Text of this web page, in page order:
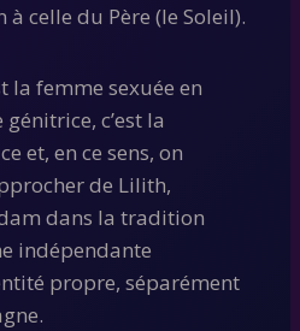
celle du Père (le Soleil).
la femme sexuée en
c’est la
et, en ce sens, on
de Lilith,
dans la tradition
indépendante
propre, séparément